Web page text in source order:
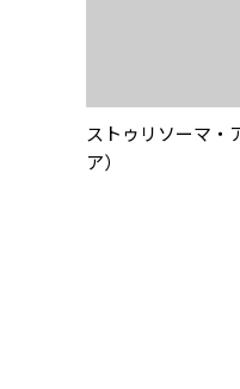
ストゥリソーマ・
ア）